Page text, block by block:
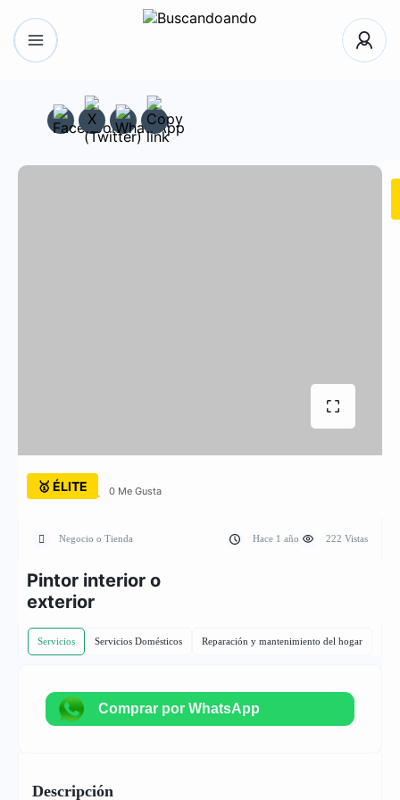
🥇 ÉLITE 0 Me Gusta
Negocio o Tienda Hace 1 año 222 Vistas
Pintor interior o
exterior
Servicios Servicios Domésticos Reparación y mantenimiento del hogar
Comprar por WhatsApp
Descripción